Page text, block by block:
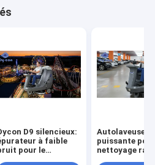
D9 silencieux:
à faible
pour le
Autolaveuse
puissante
nettoyage